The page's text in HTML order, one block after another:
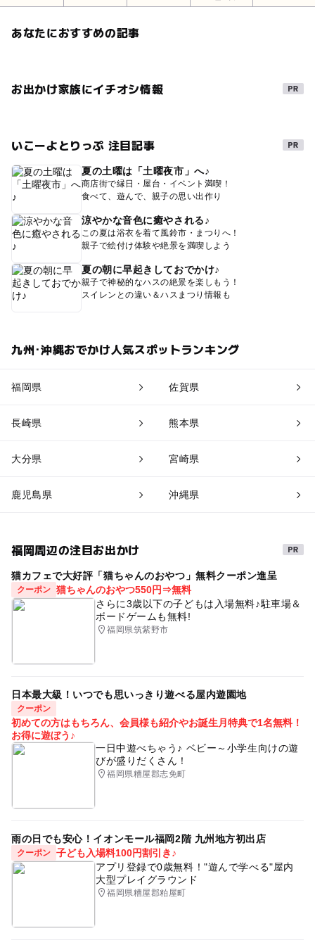
あなたにおすすめの記事
お出かけ家族にイチオシ情報
いこーよとりっぷ 注目記事
夏の土曜は「土曜夜市」へ♪
商店街で縁日・屋台・イベント満喫！
食べて、遊んで、親子の思い出作り
涼やかな音色に癒やされる♪
この夏は浴衣を着て風鈴市・まつりへ！
親子で絵付け体験や絶景を満喫しよう
夏の朝に早起きしておでかけ♪
親子で神秘的なハスの絶景を楽しもう！
スイレンとの違い＆ハスまつり情報も
九州･沖縄おでかけ人気スポットランキング
福岡県 佐賀県
長崎県 熊本県
大分県 宮崎県
鹿児島県 沖縄県
福岡周辺の注目お出かけ
猫カフェで大好評「猫ちゃんのおやつ」無料クーポン進呈
クーポン 猫ちゃんのおやつ550円⇒無料
さらに3歳以下の子どもは入場無料♪駐車場＆
ボードゲームも無料!
福岡県筑紫野市
日本最大級！いつでも思いっきり遊べる屋内遊園地
クーポン
初めての方はもちろん、会員様も紹介やお誕生月特典で1名無料！
お得に遊ぼう♪
一日中遊べちゃう♪ ベビー～小学生向けの遊
びが盛りだくさん！
福岡県糟屋郡志免町
雨の日でも安心！イオンモール福岡2階 九州地方初出店
クーポン 子ども入場料100円割引き♪
アプリ登録で0歳無料！"遊んで学べる"屋内
大型プレイグラウンド
福岡県糟屋郡粕屋町